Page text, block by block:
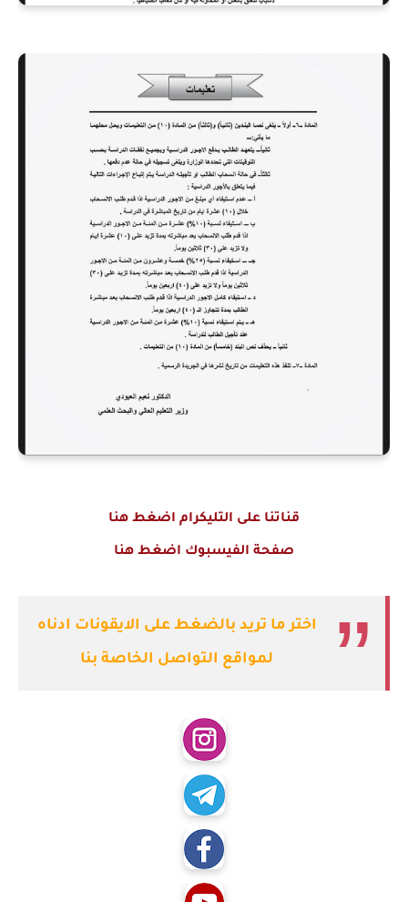
قناتنا على التليكرام اضغط هنا
صفحة الفيسبوك اضغط هنا
اختر ما تريد بالضغط على الايقونات ادناه
لمواقع التواصل الخاصة بنا